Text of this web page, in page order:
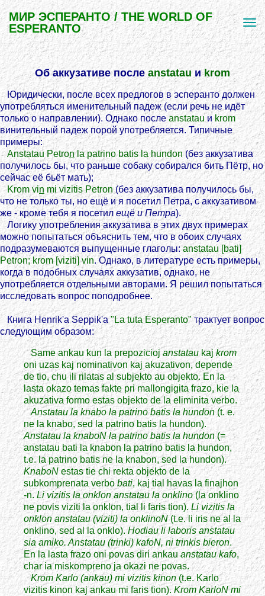
МИР ЭСПЕРАНТО / THE WORLD OF
ESPERANTO
Об аккузативе после anstatauиkrom
Юридически, после всех предлогов в эсперанто должен
употребляться именительный падеж (если речь не идёт
только о направлении). Однако послеanstatau и krom
винительный падеж порой употребляется. Типичные
примеры:
Anstatau Petronla patrino batis la hundon (без аккузатива
получилось бы, что раньше собаку собирался бить Пётр, но
сейчас её бьёт мать);
Krom vin mi vizitis Petron(без аккузатива получилось бы,
что не только ты, но ещё и я посетил Петра, с аккузативом
же - кроме тебя я посетилещё и Петра).
Логику употребления аккузатива в этих двух примерах
можно попытаться объяснить тем, что в обоих случаях
подразумеваются выпущенные глаголы:anstatau [bati]
Petron; krom [viziti] vin. Однако, в литературе есть примеры,
когда в подобных случаях аккузатив, однако, не
употребляется отдельными авторами. Я решил попытаться
исследовать вопрос поподробнее.
Книга Henrik'a Seppik'a"La tuta Esperanto"трактует вопрос
следующим образом:
Same ankau kun la prepozicioj anstataukajkrom
oni uzas kaj nominativon kaj akuzativon, depende
de tio, chu ili rilatas al subjekto au objekto. En la
lasta okazo temas fakte pri mallongigita frazo, kie la
akuzativa formo estas objekto de la eliminita verbo.
Anstatau la knabo la patrino batis la hundon(t. e.
ne la knabo, sed la patrino batis la hundon).
Anstatau la knaboN la patrino batis la hundon(=
anstatau bati la knabon la patrino batis la hundon,
t.e. la patrino batis ne la knabon, sed la hundon).
KnaboNestas tie chi rekta objekto de la
subkomprenata verbobati, kaj tial havas la finajhon
-n. Li vizitis la onklon anstatau la onklino(la onklino
ne povis viziti la onklon, tial li faris tion).Li vizitis la
onklon anstatau (viziti) la onklinoN(t.e. li iris ne al la
onklino, sed al la onklo). Hodiau li laboris anstatau
sia amiko. Anstatau (trinki) kafoN, ni trinkis bieron.
En la lasta frazo oni povas diri ankauanstatau kafo,
char ia miskompreno ja okazi ne povas.
Krom Karlo (ankau) mi vizitis kinon (t.e. Karlo
vizitis kinon kaj ankau mi faris tion). Krom KarloN mi